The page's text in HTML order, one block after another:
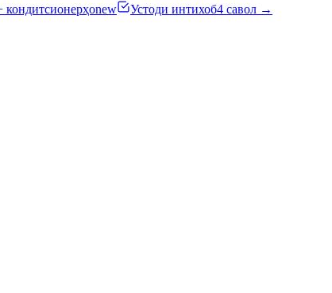
кондитсионерҳоnew Устоди интихоб4 савол →